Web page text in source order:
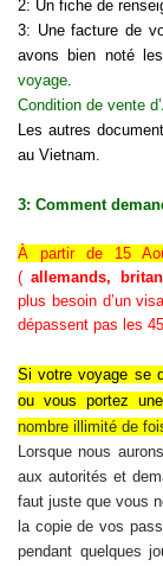
2: Un fiche de
3: Une facture de
avons bien noté
voyage.
Condition de vente
Les autres
au Vietnam.
3: Comment
À partir de 15
(allemands,
plus besoin d’un
dépassent pas les
Sivotre voyage se
ou vous portez
nombre illimité de
Lorsque nous
aux autorités et
faut juste que vous
la copie de vos
pendant quelques